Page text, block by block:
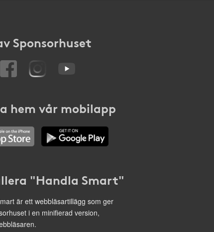
Sponsorhuset
hem vår mobilapp
"Handla Smart"
är ett webbläsartillägg som ger
i en minifierad version,